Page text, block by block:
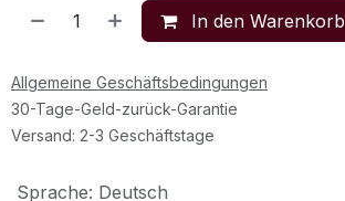
In den Warenkorb
Allgemeine Geschäftsbedingungen
30-Tage-Geld-zurück-Garantie
Versand: 2-3 Geschäftstage
Sprache: Deutsch